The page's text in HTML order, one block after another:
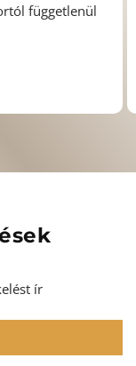
függetlenül
ír